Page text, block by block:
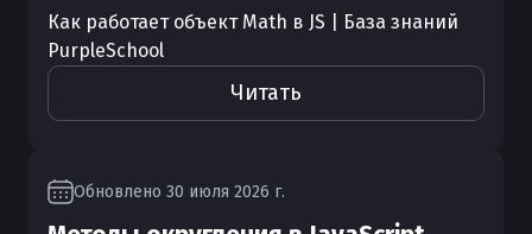
Как работает объект Math в JS | База знаний
PurpleSchool
Читать
Обновлено 30 июля 2026 г.